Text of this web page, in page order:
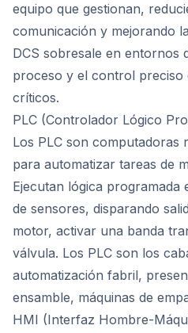
equipo que gestionan,
comunicación y mejorando
DCS sobresale en entornos
proceso y el control preciso
críticos.
PLC (Controlador Lógico
Los PLC son computadoras
para automatizar tareas de
Ejecutan lógica programada
de sensores, disparando
motor, activar una banda
válvula. Los PLC son los
automatización fabril,
ensamble, máquinas de
HMI (Interfaz Hombre-